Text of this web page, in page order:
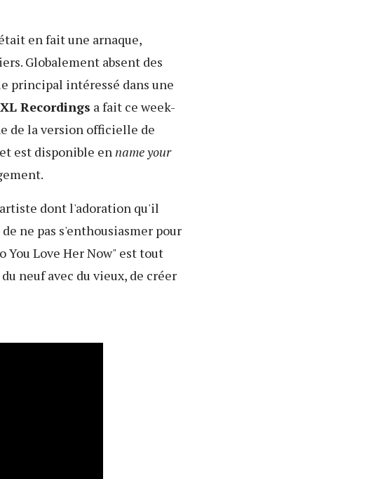
en fait une arnaque,
Globalement absent des
principal intéressé dans une
XL Recordings a fait ce week-
de la version officielle de
est disponible en name your
dont l'adoration qu'il
ne pas s'enthousiasmer pour
You Love Her Now" est tout
neuf avec du vieux, de créer